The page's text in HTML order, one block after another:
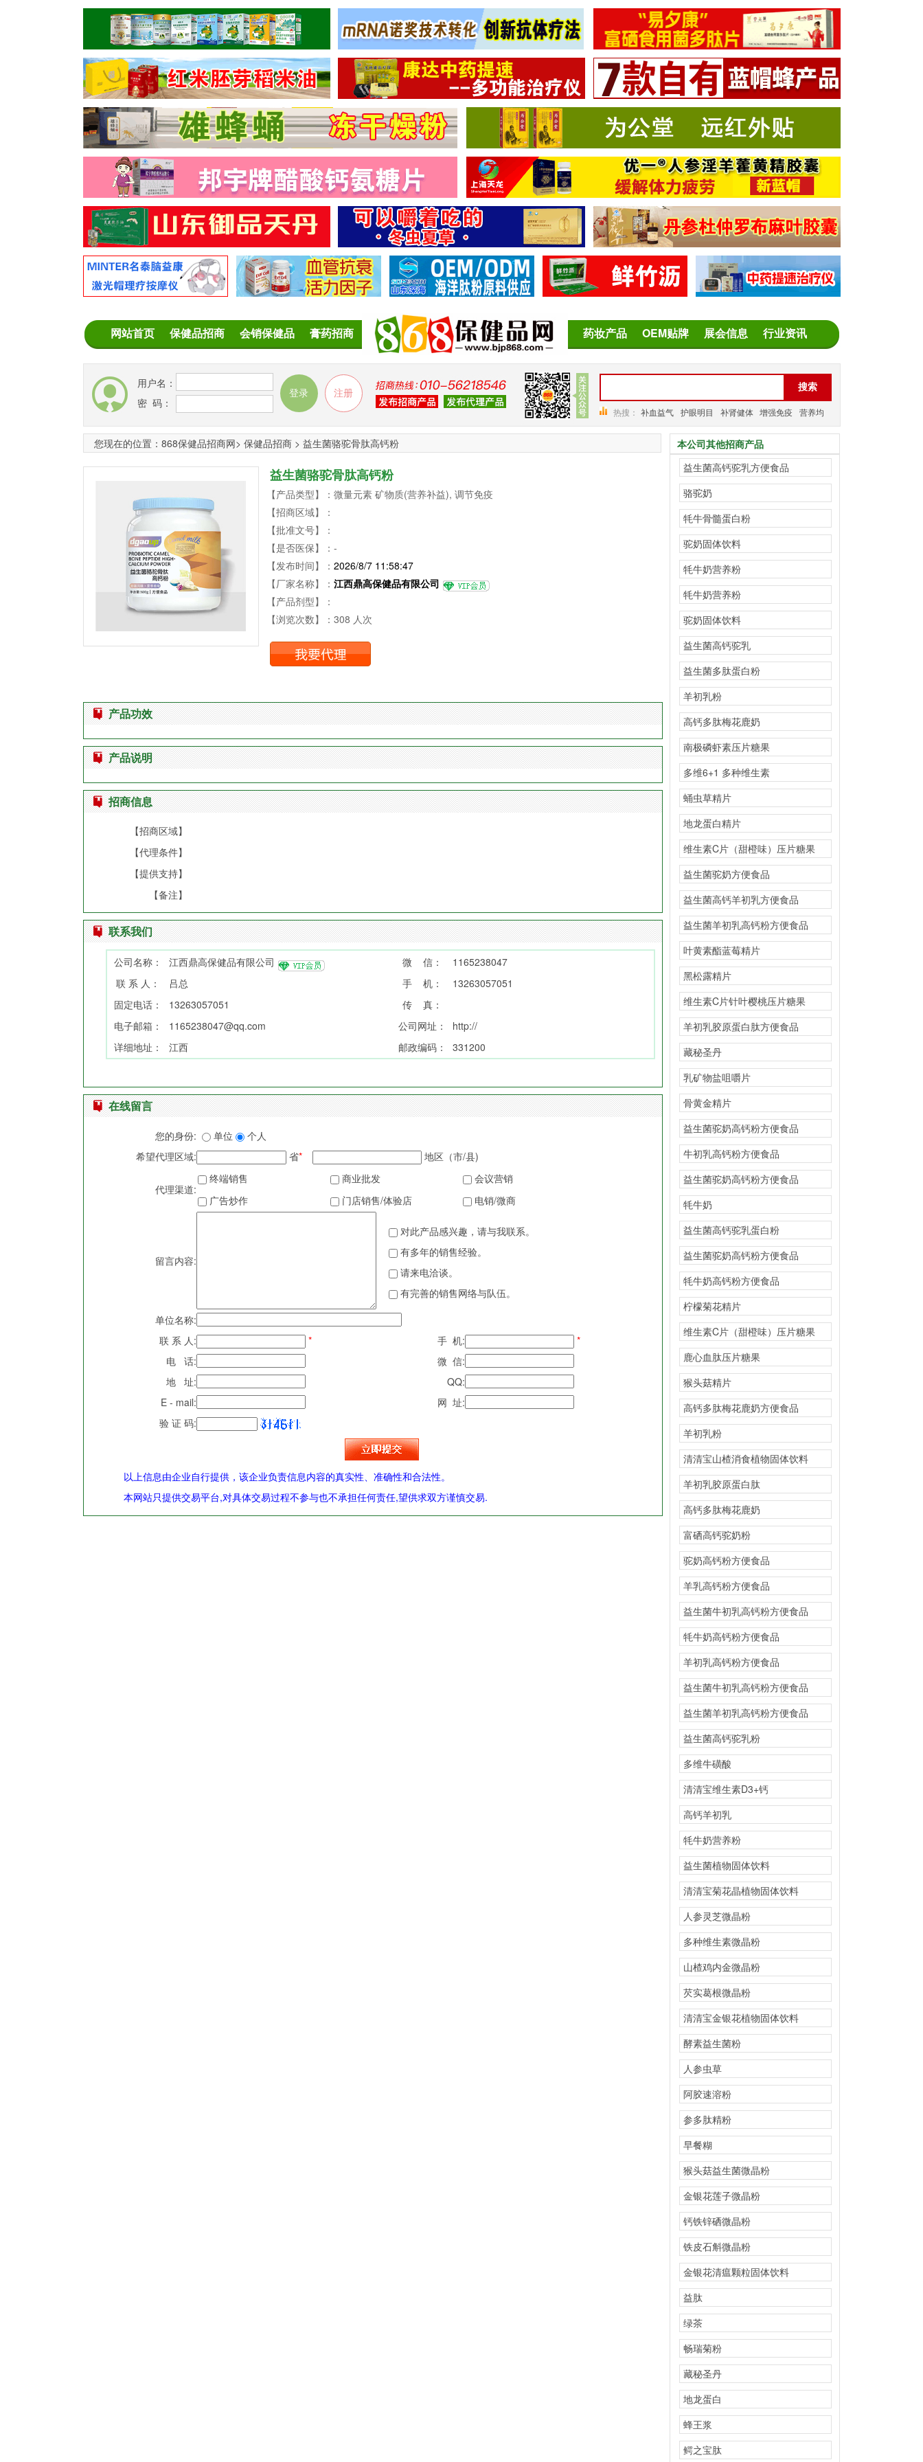
网站首页 保健品招商 会销保健品 膏药招商 药妆产品 OEM贴牌 展会信息 行业资讯
用户名：
密 码：
热搜： 补血益气 护眼明目 补肾健体 增强免疫
营养均
衡 减缓疲劳
您现在的位置： 868保健品招商网> 保健品招商 > 益生菌骆驼骨肽高钙粉
益生菌骆驼骨肽高钙粉
【产品类型】：微量元素 矿物质(营养补益), 调节免疫
【招商区域】：
【批准文号】：
【是否医保】：-
【发布时间】： 2026/8/7 11:58:47
【厂家名称】： 江西鼎高保健品有限公司
【产品剂型】：
【浏览次数】：308 人次
产品功效
产品说明
招商信息
【招商区域】
【代理条件】
【提供支持】
【备注】
联系我们
公司名称： 江西鼎高保健品有限公司 微 信：
1165238047
联 系 人：
吕总 手 机：
13263057051
固定电话：
13263057051
传 真：
电子邮箱：
1165238047@qq.com 公司网址：
http://
详细地址：
江西 邮政编码： 331200
在线留言
您的身份: 单位
个人
希望代理区域:
省* 地区（市/县)
代理渠道:
终端销售 商业批发
会议营销
广告炒作
门店销售/体验店 电销/微商
留言内容:
对此产品感兴趣，请与我联系。
有多年的销售经验。
请来电洽谈。
有完善的销售网络与队伍。
单位名称:
联 系 人:
* 手 机:
*
电 话:
微 信:
地 址:
QQ:
E - mail:
网 址:
验 证 码:
以上信息由企业自行提供，该企业负责信息内容的真实性、准确性和合法性。
本网站只提供交易平台,对具体交易过程不参与也不承担任何责任,望供求双方谨慎交易.
本公司其他招商产品
益生菌高钙驼乳方便食品
骆驼奶
牦牛骨髓蛋白粉
驼奶固体饮料
牦牛奶营养粉
牦牛奶营养粉
驼奶固体饮料
益生菌高钙驼乳
益生菌多肽蛋白粉
羊初乳粉
高钙多肽梅花鹿奶
南极磷虾素压片糖果
多维6+1 多种维生素
蛹虫草精片
地龙蛋白精片
维生素C片（甜橙味）压片糖果
益生菌驼奶方便食品
益生菌高钙羊初乳方便食品
益生菌羊初乳高钙粉方便食品
叶黄素酯蓝莓精片
黑松露精片
维生素C片针叶樱桃压片糖果
羊初乳胶原蛋白肽方便食品
藏秘圣丹
乳矿物盐咀嚼片
骨黄金精片
益生菌驼奶高钙粉方便食品
牛初乳高钙粉方便食品
益生菌驼奶高钙粉方便食品
牦牛奶
益生菌高钙驼乳蛋白粉
益生菌驼奶高钙粉方便食品
牦牛奶高钙粉方便食品
柠檬菊花精片
维生素C片（甜橙味）压片糖果
鹿心血肽压片糖果
猴头菇精片
高钙多肽梅花鹿奶方便食品
羊初乳粉
清清宝山楂消食植物固体饮料
羊初乳胶原蛋白肽
高钙多肽梅花鹿奶
富硒高钙驼奶粉
驼奶高钙粉方便食品
羊乳高钙粉方便食品
益生菌牛初乳高钙粉方便食品
牦牛奶高钙粉方便食品
羊初乳高钙粉方便食品
益生菌牛初乳高钙粉方便食品
益生菌羊初乳高钙粉方便食品
益生菌高钙驼乳粉
多维牛磺酸
清清宝维生素D3+钙
高钙羊初乳
牦牛奶营养粉
益生菌植物固体饮料
清清宝菊花晶植物固体饮料
人参灵芝微晶粉
多种维生素微晶粉
山楂鸡内金微晶粉
芡实葛根微晶粉
清清宝金银花植物固体饮料
酵素益生菌粉
人参虫草
阿胶速溶粉
参多肽精粉
早餐糊
猴头菇益生菌微晶粉
金银花莲子微晶粉
钙铁锌硒微晶粉
铁皮石斛微晶粉
金银花清瘟颗粒固体饮料
益肽
绿茶
畅瑞菊粉
藏秘圣丹
地龙蛋白
蜂王浆
鳄之宝肽